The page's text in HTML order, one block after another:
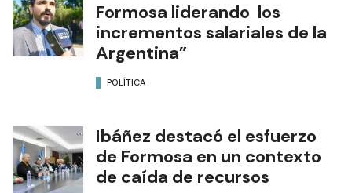
Formosa liderando los
incrementos salariales de la
Argentina”
POLÍTICA
Ibáñez destacó el esfuerzo
de Formosa en un contexto
de caída de recursos